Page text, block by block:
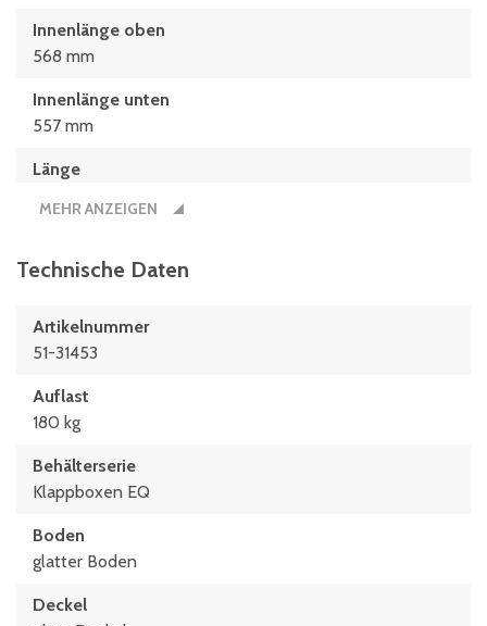
Innenlänge oben
568 mm
Innenlänge unten
557 mm
Länge
MEHR ANZEIGEN
Technische Daten
Artikelnummer
51-31453
Auflast
180 kg
Behälterserie
Klappboxen EQ
Boden
glatter Boden
Deckel